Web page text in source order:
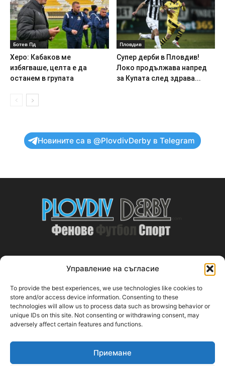
Управление на съгласие
To provide the best experiences, we use technologies like cookies to
store and/or access device information. Consenting to these
technologies will allow us to process data such as browsing behavior or
unique IDs on this site. Not consenting or withdrawing consent, may
adversely affect certain features and functions.
Приемане
Ботев Пд
Херо: Кабаков ме
избягваше, целта е да
останем в групата
Пловдив
Супер дерби в Пловдив!
Локо продължава напред
за Купата след здрава...
Новините са в @PlovdivDerby в Telegram
ABOUT US
PlovdivDerby.com е първата пловдивска изцяло футболна
медия!
Свържи се с нас:plovdivderby.com@gmail.com